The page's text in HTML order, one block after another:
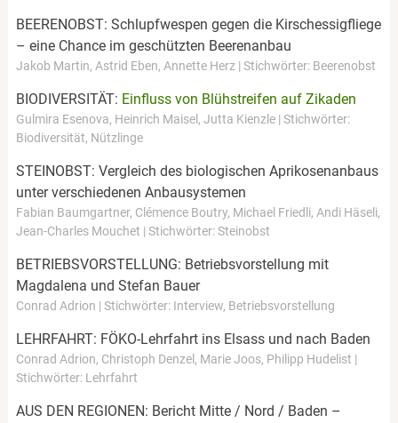
BEERENOBST: Schlupfwespen gegen die Kirschessigfliege
– eine Chance im geschützten Beerenanbau
Jakob Martin, Astrid Eben, Annette Herz | Stichwörter: Beerenobst
BIODIVERSITÄT: Einfluss von Blühstreifen auf Zikaden
Gulmira Esenova, Heinrich Maisel, Jutta Kienzle | Stichwörter:
Biodiversität, Nützlinge
STEINOBST: Vergleich des biologischen Aprikosenanbaus
unter verschiedenen Anbausystemen
Fabian Baumgartner, Clémence Boutry, Michael Friedli, Andi Häseli,
Jean-Charles Mouchet | Stichwörter: Steinobst
BETRIEBSVORSTELLUNG: Betriebsvorstellung mit
Magdalena und Stefan Bauer
Conrad Adrion | Stichwörter: Interview, Betriebsvorstellung
LEHRFAHRT: FÖKO-Lehrfahrt ins Elsass und nach Baden
Conrad Adrion, Christoph Denzel, Marie Joos, Philipp Hudelist |
Stichwörter: Lehrfahrt
AUS DEN REGIONEN: Bericht Mitte / Nord / Baden –